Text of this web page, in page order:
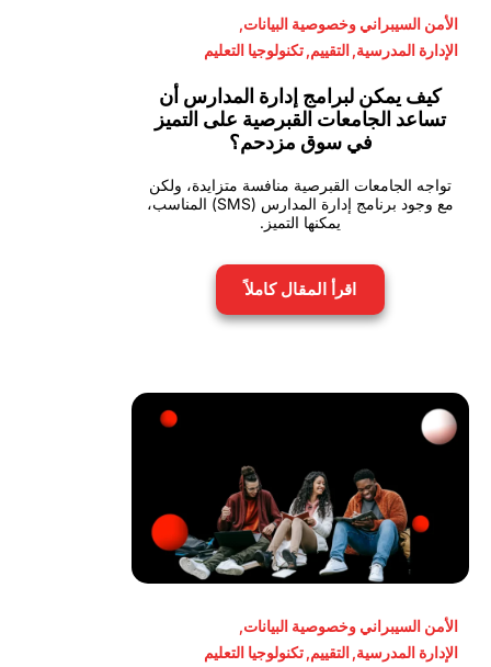
الأمن السيبراني وخصوصية البيانات,
الإدارة المدرسية,التقييم,تكنولوجيا التعليم
كيف يمكن لبرامج إدارة المدارس أن
تساعد الجامعات القبرصية على التميز
في سوق مزدحم؟
تواجه الجامعات القبرصية منافسة متزايدة، ولكن
مع وجود برنامج إدارة المدارس (SMS) المناسب،
يمكنها التميز.
اقرأ المقال كاملاً
الأمن السيبراني وخصوصية البيانات,
الإدارة المدرسية,التقييم,تكنولوجيا التعليم